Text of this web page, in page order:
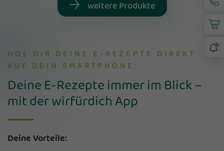
weitere Produkte
HOL DIR DEINE E-REZEPTE DIREKT
AUF DEIN SMARTPHONE:
Deine E-Rezepte immer im Blick –
mit der wirfürdich App
Deine Vorteile: